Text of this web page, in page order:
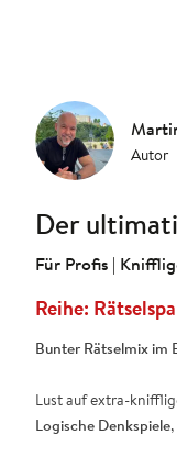
Autor
Der
Für Profis |
Bunter Rätselmix im
Lust auf extra-
Logische Denkspiele,